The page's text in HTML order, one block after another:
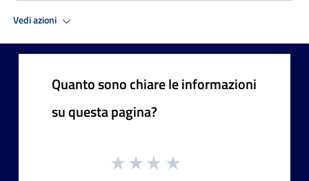
Vedi azioni
Quanto sono chiare le informazioni
su questa pagina?